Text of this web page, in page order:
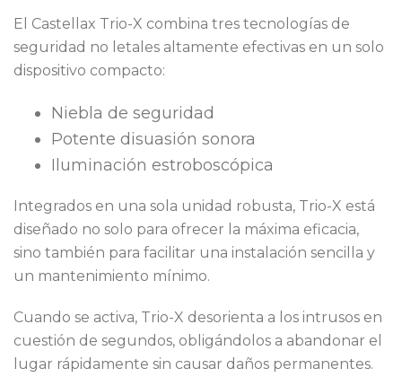
El Castellax Trio-X combina tres tecnologías de
seguridad no letales altamente efectivas en un solo
dispositivo compacto:
Niebla de seguridad
Potente disuasión sonora
Iluminación estroboscópica
Integrados en una sola unidad robusta, Trio-X está
diseñado no solo para ofrecer la máxima eficacia,
sino también para facilitar una instalación sencilla y
un mantenimiento mínimo.
Cuando se activa, Trio-X desorienta a los intrusos en
cuestión de segundos, obligándolos a abandonar el
lugar rápidamente sin causar daños permanentes.